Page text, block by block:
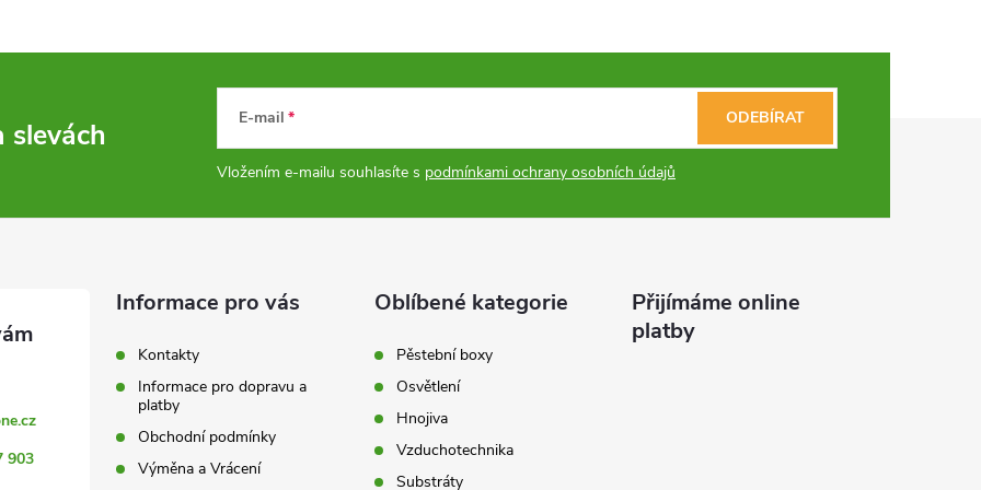
slevách E-mail
Vložením e-mailu souhlasíte s podmínkami ochrany osobních údajů
ODEBÍRAT
903
Informace pro vás
Kontakty
Informace pro dopravu a
platby
Obchodní podmínky
Výměna a Vrácení
Oblíbené kategorie
Pěstební boxy
Osvětlení
Hnojiva
Vzduchotechnika
Substráty
Přijímáme online
platby